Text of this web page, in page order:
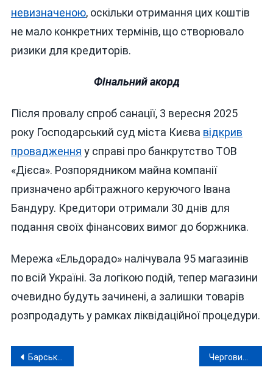
невизначеною, оскільки отримання цих коштів
не мало конкретних термінів, що створювало
ризики для кредиторів.
Фінальний акорд
Після провалу спроб санації, 3 вересня 2025
року Господарський суд міста Києва відкрив
провадження у справі про банкрутство ТОВ
«Дієса». Розпорядником майна компанії
призначено арбітражного керуючого Івана
Бандуру. Кредитори отримали 30 днів для
подання своїх фінансових вимог до боржника.
Мережа «Ельдорадо» налічувала 95 магазинів
по всій Україні. За логікою подій, тепер магазини
очевидно будуть зачинені, а залишки товарів
розпродадуть у рамках ліквідаційної процедури.
Навігація
Барський суд: підсудним ніде сісти, а суддя — ніколи не сяде Черговий корупційний скандал з «любими друзями» Зеленського